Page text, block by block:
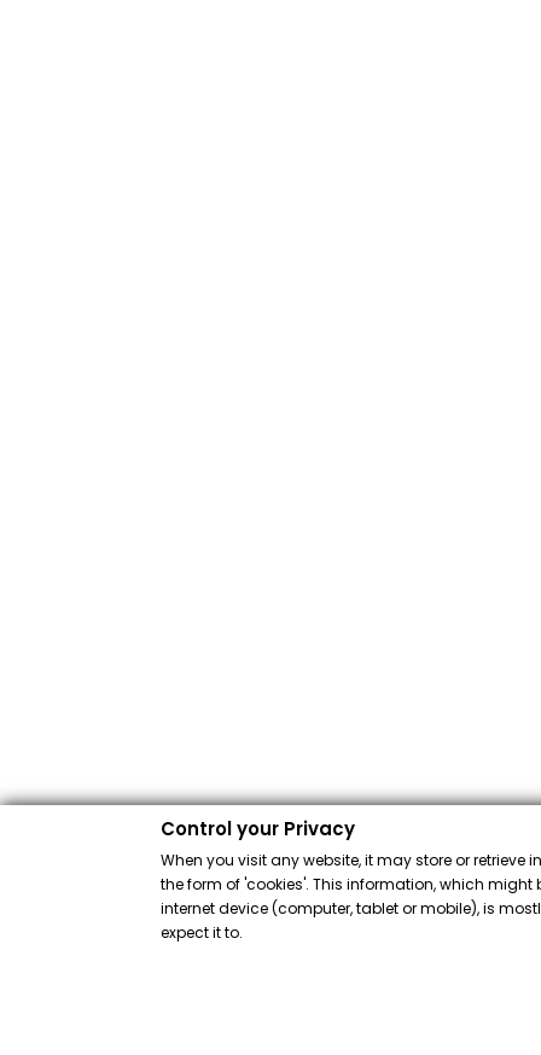
Control your Privacy
When you visit any website, it may store or retrieve
the form of 'cookies'. This information, which might
internet device (computer, tablet or mobile), is
expect it to.